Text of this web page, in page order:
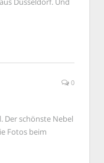
0
Der schönste Nebel
Fotos beim